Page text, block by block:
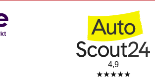
4,9
★★★★★